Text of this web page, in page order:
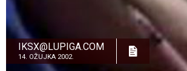
IKSX@LUPIGA.COM
14. OŽUJKA 2002.